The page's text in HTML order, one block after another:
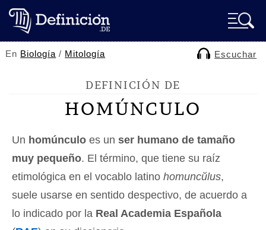
En Biología / Mitología Escuchar
DEFINICIÓN DE
HOMÚNCULO
Un homúnculo es un ser humano de tamaño
muy pequeño. El término, que tiene su raíz
etimológica en el vocablo latino homuncŭlus,
suele usarse en sentido despectivo, de acuerdo a
lo indicado por la Real Academia Española